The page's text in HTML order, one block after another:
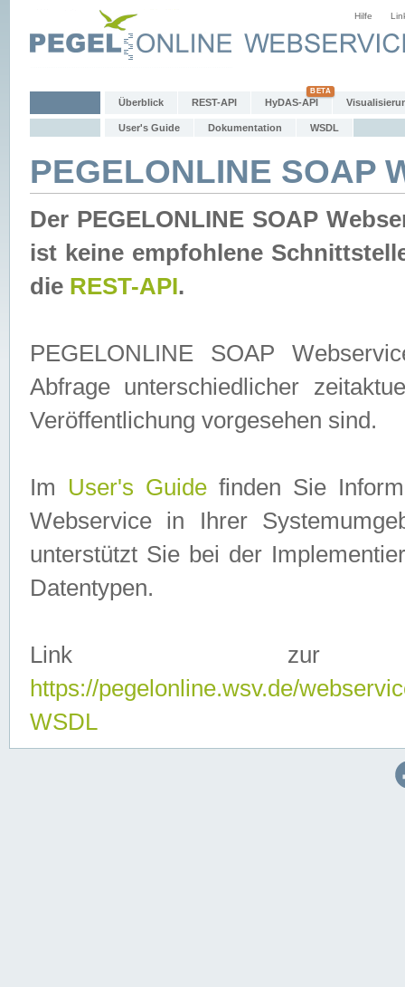
Hilfe
Überblick REST-API HyDAS-API
User's Guide Dokumentation WSDL
PEGELONLINE SOAP
Der PEGELONLINE SOAP
ist keine empfohlene
die REST-API.
PEGELONLINE SOAP
Abfrage unterschiedlicher
Veröffentlichung vorgesehen sind.
Im User's Guidefinden Sie
Webservice in Ihrer
unterstützt Sie bei der
Datentypen.
Link zur
https://pegelonline.wsv.de/
WSDL